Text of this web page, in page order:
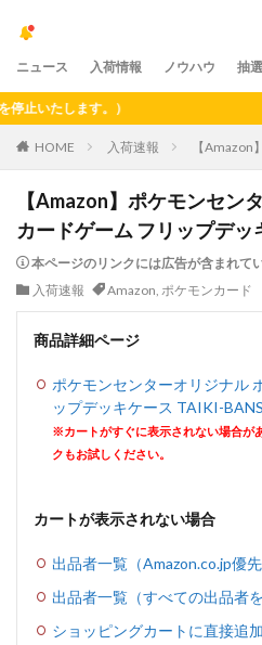
ニュース 入荷情報 ノウハウ 抽
たします。）
HOME 入荷速報 【
【Amazon】ポケモンセン
カードゲーム フリップデ
本ページのリンクには広告が含まれてい
入荷速報
Amazon, ポケモンカード
商品詳細ページ
ポケモンセンターオリジナル
ップデッキケース TAIKI-
※カートがすぐに表示されない場合が
クもお試しください。
カートが表示されない場合
出品者一覧（Amazon.co.jp優先
出品者一覧（すべての出品者を
ショッピングカートに直接追加